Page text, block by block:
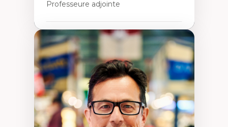
Professeure adjointe
Expertises
Art
Anti-discrimination
Décolonisation de l’enseignement, de la
recherche, des institutions administratives
et syndicales
Pluralisme épistémologique et
francophonie
Culture
Politiques culturelles
Vivre ensemble